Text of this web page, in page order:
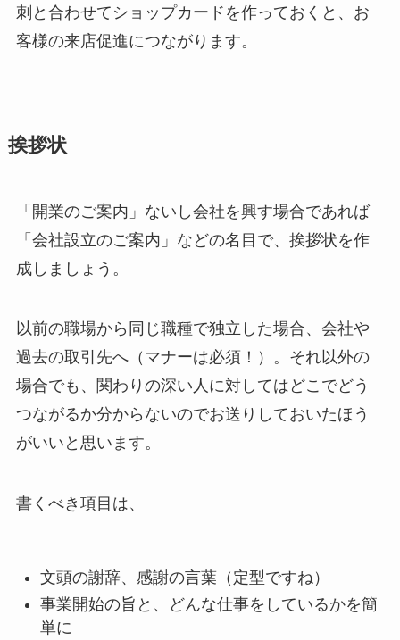
刺と合わせてショップカードを作っておくと、お
客様の来店促進につながります。
挨拶状
「開業のご案内」ないし会社を興す場合であれば
「会社設立のご案内」などの名目で、挨拶状を作
成しましょう。
以前の職場から同じ職種で独立した場合、会社や
過去の取引先へ（マナーは必須！）。それ以外の
場合でも、関わりの深い人に対してはどこでどう
つながるか分からないのでお送りしておいたほう
がいいと思います。
書くべき項目は、
文頭の謝辞、感謝の言葉（定型ですね）
事業開始の旨と、どんな仕事をしているかを簡
単に